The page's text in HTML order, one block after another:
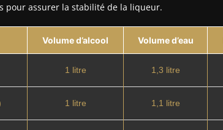
pour assurer la stabilité de la liqueur.
Volume d’alcool Volume d’eau
1 litre 1,3 litre
1 litre 1,1 litre